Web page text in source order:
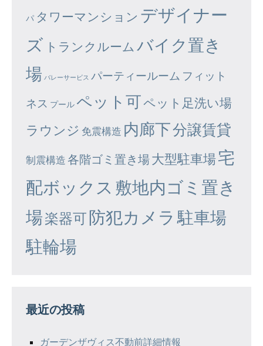
パ タワーマンション デザイナー
ズ トランクルーム バイク置き
場 バレーサービス パーティールーム フィット
ネス プール ペット可ペット足洗い場
ラウンジ 免震構造 内廊下分譲賃貸
制震構造 各階ゴミ置き場大型駐車場宅
配ボックス 敷地内ゴミ置き
場楽器可防犯カメラ 駐車場
駐輪場
最近の投稿
ガーデンザヴィス不動前詳細情報